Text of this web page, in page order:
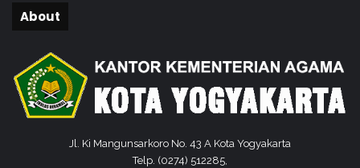
n
About
Jl. Ki Mangunsarkoro No. 43 A Kota Yogyakarta
Telp. (0274) 512285,